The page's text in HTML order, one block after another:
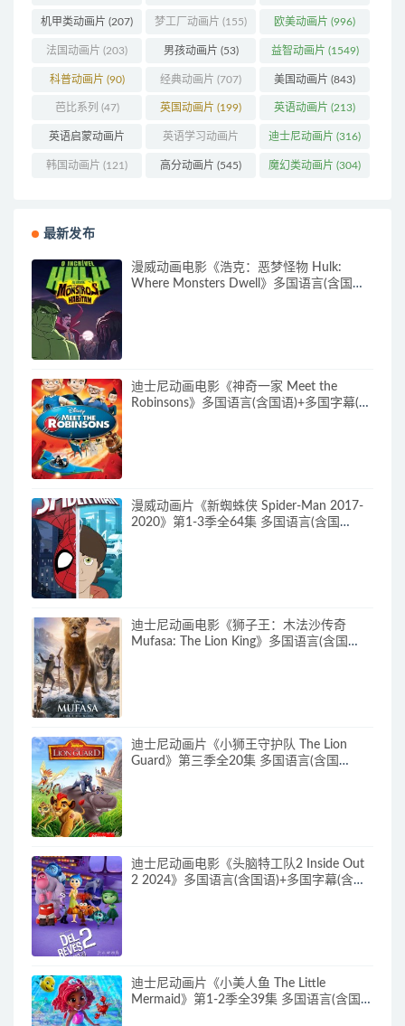
机甲类动画片 (207) 梦工厂动画片 (155) 欧美动画片 (996)
法国动画片 (203) 男孩动画片 (53) 益智动画片 (1549)
科普动画片 (90) 经典动画片 (707) 美国动画片 (843)
芭比系列 (47) 英国动画片 (199) 英语动画片 (213)
英语启蒙动画片
(161)
英语学习动画片
(85)
迪士尼动画片 (316)
韩国动画片 (121) 高分动画片 (545) 魔幻类动画片 (304)
最新发布
漫威动画电影《浩克：恶梦怪物 Hulk:
Where Monsters Dwell》多国语言(含国
迪士尼动画电影《神奇一家 Meet the
Robinsons》多国语言(含国语)+多国字幕(含
漫威动画片《新蜘蛛侠 Spider-Man 2017-
2020》第1-3季全64集 多国语言(含国
迪士尼动画电影《狮子王：木法沙传奇
Mufasa: The Lion King》多国语言(含国
迪士尼动画片《小狮王守护队 The Lion
Guard》第三季全20集 多国语言(含国
迪士尼动画电影《头脑特工队2 Inside Out
2 2024》多国语言(含国语)+多国字幕(含中
迪士尼动画片《小美人鱼 The Little
Mermaid》第1-2季全39集 多国语言(含国